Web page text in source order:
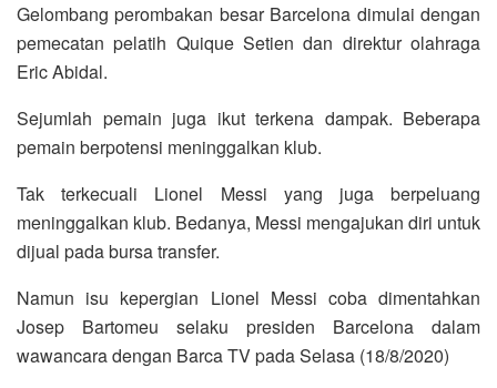
Gelombang perombakan besar Barcelona dimulai dengan
pemecatan pelatih Quique Setien dan direktur olahraga
Eric Abidal.
Sejumlah pemain juga ikut terkena dampak. Beberapa
pemain berpotensi meninggalkan klub.
Tak terkecuali Lionel Messi yang juga berpeluang
meninggalkan klub. Bedanya, Messi mengajukan diri untuk
dijual pada bursa transfer.
Namun isu kepergian Lionel Messi coba dimentahkan
Josep Bartomeu selaku presiden Barcelona dalam
wawancara dengan Barca TV pada Selasa (18/8/2020)